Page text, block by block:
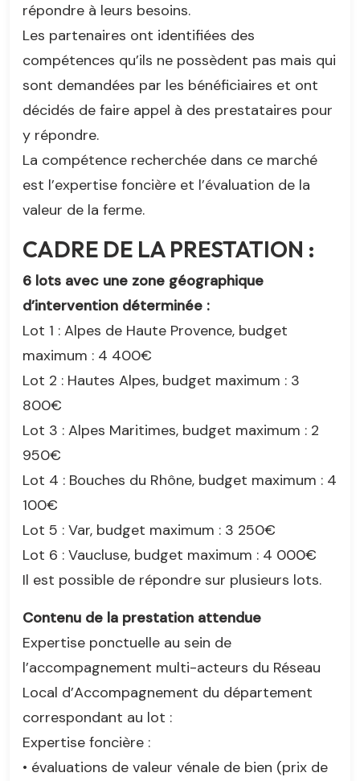
répondre à leurs besoins.
Les partenaires ont identifiées des
compétences qu’ils ne possèdent pas mais qui
sont demandées par les bénéficiaires et ont
décidés de faire appel à des prestataires pour
y répondre.
La compétence recherchée dans ce marché
est l’expertise foncière et l’évaluation de la
valeur de la ferme.
CADRE DE LA PRESTATION :
6 lots avec une zone géographique
d’intervention déterminée :
Lot 1 : Alpes de Haute Provence, budget
maximum : 4 400€
Lot 2 : Hautes Alpes, budget maximum : 3
800€
Lot 3 : Alpes Maritimes, budget maximum : 2
950€
Lot 4 : Bouches du Rhône, budget maximum : 4
100€
Lot 5 : Var, budget maximum : 3 250€
Lot 6 : Vaucluse, budget maximum : 4 000€
Il est possible de répondre sur plusieurs lots.
Contenu de la prestation attendue
Expertise ponctuelle au sein de
l’accompagnement multi-acteurs du Réseau
Local d’Accompagnement du département
correspondant au lot :
Expertise foncière :
• évaluations de valeur vénale de bien (prix de